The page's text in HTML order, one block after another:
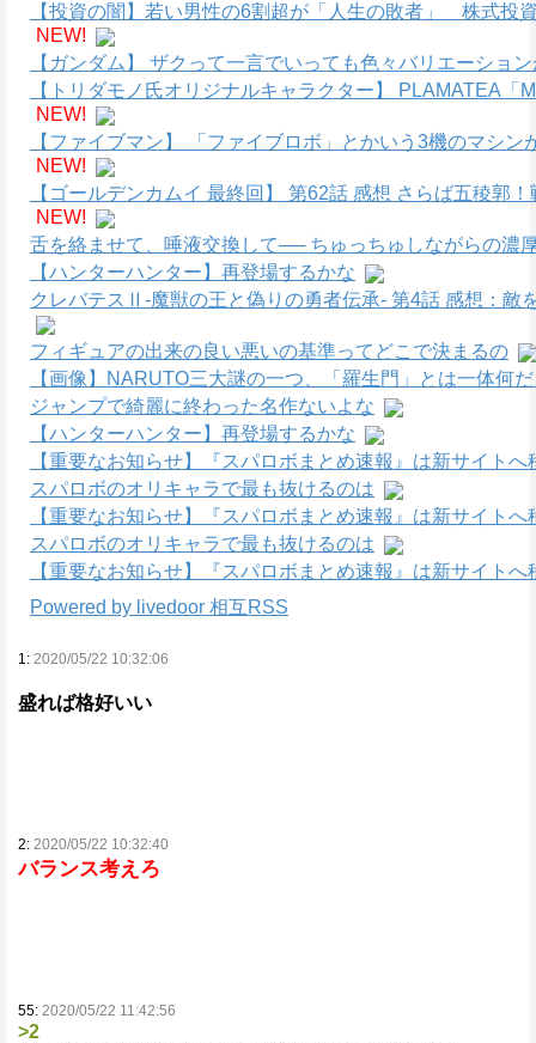
【投資の闇】若い男性の6割超が「人生の敗者」 株式投
NEW!
【ガンダム】 ザクって一言でいっても色々バリエーショ
【トリダモノ氏オリジナルキャラクター】 PLAMATEA
NEW!
【ファイブマン】 「ファイブロボ」とかいう3機のマシン
NEW!
【ゴールデンカムイ 最終回】 第62話 感想 さらば五稜郭
NEW!
舌を絡ませて、唾液交換して── ちゅっちゅしながらの濃
【ハンターハンター】再登場するかな
クレバテスⅡ-魔獣の王と偽りの勇者伝承- 第4話 感想：敵
フィギュアの出来の良い悪いの基準ってどこで決まるの
【画像】NARUTO三大謎の一つ、「羅生門」とは一体何
ジャンプで綺麗に終わった名作ないよな
【ハンターハンター】再登場するかな
【重要なお知らせ】『スパロボまとめ速報』は新サイトへ
スパロボのオリキャラで最も抜けるのは
【重要なお知らせ】『スパロボまとめ速報』は新サイトへ
スパロボのオリキャラで最も抜けるのは
【重要なお知らせ】『スパロボまとめ速報』は新サイトへ
Powered by livedoor 相互RSS
1: 2020/05/22 10:32:06
盛れば格好いい
2: 2020/05/22 10:32:40
バランス考えろ
55: 2020/05/22 11:42:56
>2